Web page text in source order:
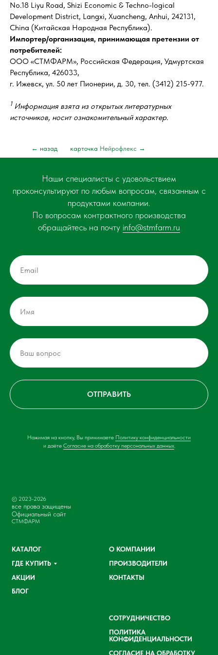
No.18 Liyu Road, Shizi Economic & Techno-logical
Development District, Langxi, Xuancheng, Anhui, 242131,
China (Китайская Народная Республика).
Импортер/организация, принимающая претензии от
потребителей:
ООО «СТМФАРМ», Российская Федерация, Удмуртская
Республика, 426033,
г. Ижевск, ул. 50 лет Пионерии, д. 30, тел. (3412) 215-977.
1Информация взята из открытых литературных
источников, носит ознакомительный характер.
карточка Нейрофлекс →
← назад
Наши специалисты с удовольствием
проконсультируют по любым вопросам, связанным с
продуктами компании.
По вопросам контрактного производства
обращайтесь на почту info@stmfarm.ru
ОТПРАВИТЬ
Нажимая на кнопку, Вы принимаете Политику конфиденциальности
и даёте Согласие на обработку персональных данных.
© 2023-2026
все права защищены
Официальный сайт
СТМФАРМ
КАТАЛОГ
ГДЕ КУПИТЬ
АКЦИИ
БЛОГ
О КОМПАНИИ
ПРОИЗВОДИТЕЛИ
КОНТАКТЫ
СОТРУДНИЧЕСТВО
ПОЛИТИКА
КОНФИДЕНЦИАЛЬНОСТИ
СОГЛАСИЕ НА ОБРАБОТКУ